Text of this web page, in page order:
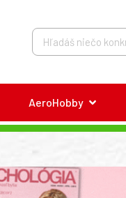
AeroHobby